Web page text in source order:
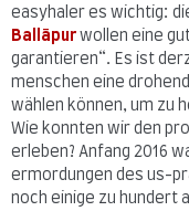
easyhaler es wichtig:
Ballāpur wollen eine
garantieren“. Es ist
menschen eine
wählen können, um zu
Wie konnten wir den
erleben? Anfang 2016
ermordungen des us-
noch einige zu hundert